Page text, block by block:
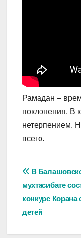
Рамадан –
поклонения. В
нетерпением.
всего.
по
записям
В
мухтасибате
конкурс Корана
детей